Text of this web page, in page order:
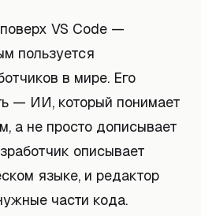
VS Code —
пользуется
в мире. Его
— ИИ, который понимает
а не просто дописывает
описывает
языке, и редактор
части кода.